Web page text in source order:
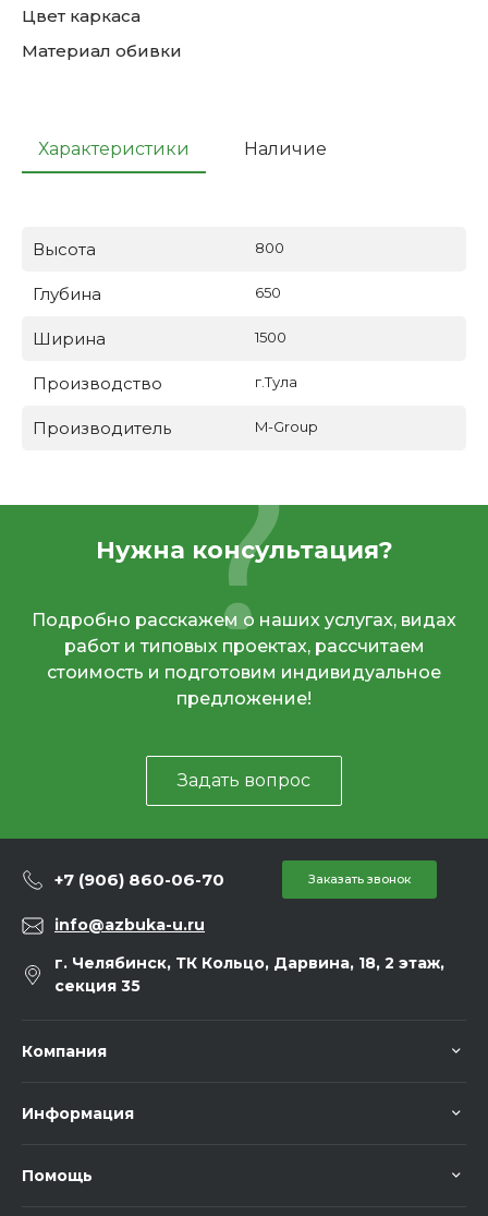
Цвет каркаса
Материал обивки
Характеристики Наличие
Высота 800
Глубина 650
Ширина 1500
Производство г.Тула
Производитель M-Group
Нужна консультация?
Подробно расскажем о наших услугах, видах
работ и типовых проектах, рассчитаем
стоимость и подготовим индивидуальное
предложение!
Задать вопрос
+7 (906) 860-06-70 Заказать звонок
info@azbuka-u.ru
г. Челябинск, ТК Кольцо, Дарвина, 18, 2 этаж,
секция 35
Компания
Информация
Помощь